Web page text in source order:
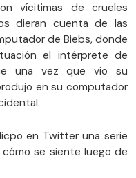
vícitimas de crueles
dieran cuenta de las
de Biebs, donde
el intérprete de
una vez que vio su
en su computador
en Twitter una serie
se siente luego de